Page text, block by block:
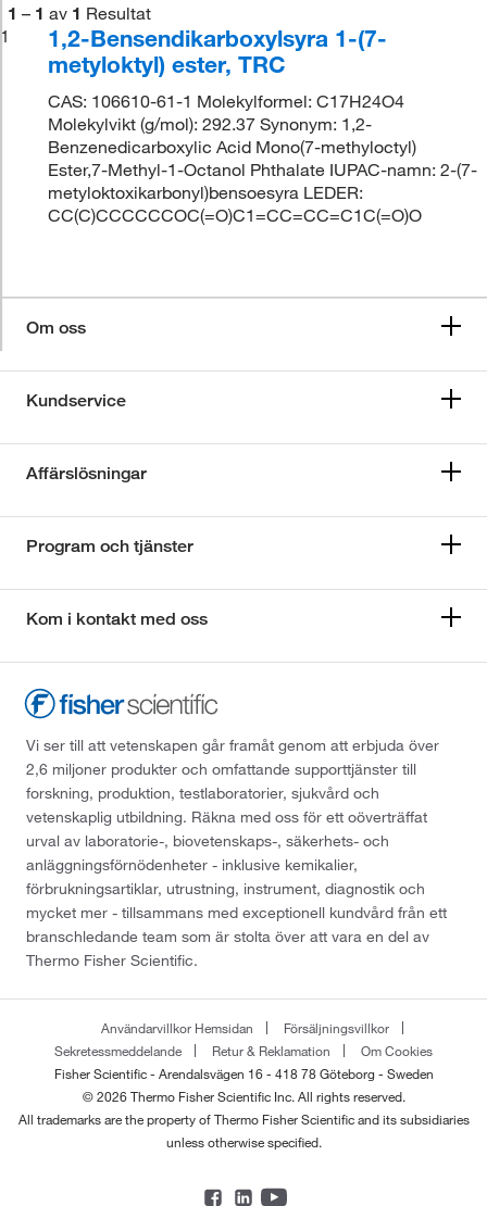
1 – 1 av 1 Resultat
1
1,2-Bensendikarboxylsyra 1-(7-
metyloktyl) ester, TRC
CAS: 106610-61-1 Molekylformel: C17H24O4
Molekylvikt (g/mol): 292.37 Synonym: 1,2-
Benzenedicarboxylic Acid Mono(7-methyloctyl)
Ester,7-Methyl-1-Octanol Phthalate IUPAC-namn: 2-(7-
metyloktoxikarbonyl)bensoesyra LEDER:
CC(C)CCCCCCOC(=O)C1=CC=CC=C1C(=O)O
Om oss
Kundservice
Affärslösningar
Program och tjänster
Kom i kontakt med oss
Vi ser till att vetenskapen går framåt genom att erbjuda över
2,6 miljoner produkter och omfattande supporttjänster till
forskning, produktion, testlaboratorier, sjukvård och
vetenskaplig utbildning. Räkna med oss för ett oöverträffat
urval av laboratorie-, biovetenskaps-, säkerhets- och
anläggningsförnödenheter - inklusive kemikalier,
förbrukningsartiklar, utrustning, instrument, diagnostik och
mycket mer - tillsammans med exceptionell kundvård från ett
branschledande team som är stolta över att vara en del av
Thermo Fisher Scientific.
Användarvillkor Hemsidan
Försäljningsvillkor
Sekretessmeddelande
Retur & Reklamation
Om Cookies
Fisher Scientific - Arendalsvägen 16 - 418 78 Göteborg - Sweden
© 2026 Thermo Fisher Scientific Inc. All rights reserved.
All trademarks are the property of Thermo Fisher Scientific and its subsidiaries
unless otherwise specified.